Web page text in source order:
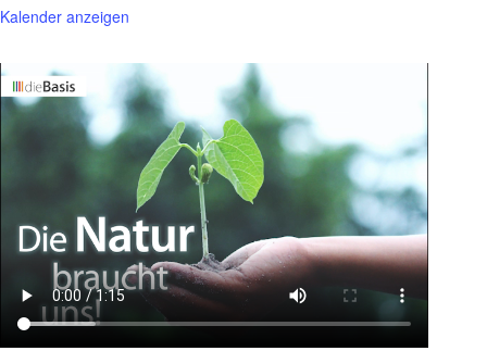
Kalender anzeigen